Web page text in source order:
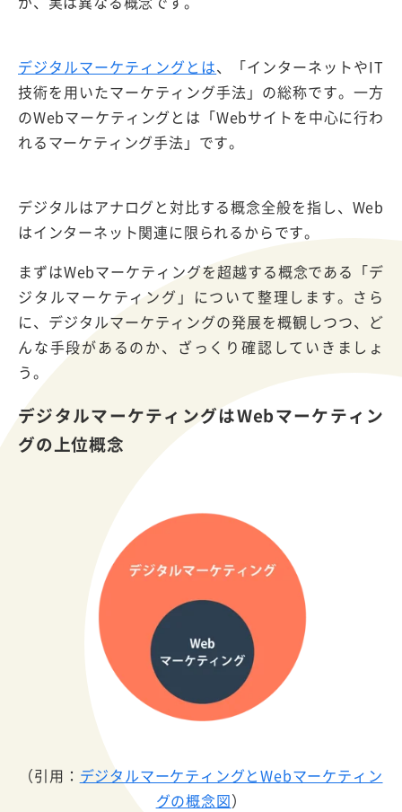
デジタルマーケティングとは、「インターネットやIT
技術を用いたマーケティング手法」の総称です。一方
のWebマーケティングとは「Webサイトを中心に行わ
れるマーケティング手法」です。
デジタルはアナログと対比する概念全般を指し、Web
はインターネット関連に限られるからです。
まずはWebマーケティングを超越する概念である「デ
ジタルマーケティング」について整理します。さら
に、デジタルマーケティングの発展を概観しつつ、ど
んな手段があるのか、ざっくり確認していきましょ
う。
デジタルマーケティングはWebマーケティン
グの上位概念
（引用： デジタルマーケティングとWebマーケティン
グの概念図）